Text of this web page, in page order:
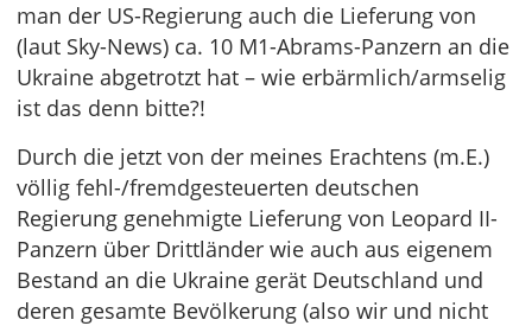
man der US-Regierung auch die Lieferung von
(laut Sky-News) ca. 10 M1-Abrams-Panzern an die
Ukraine abgetrotzt hat – wie erbärmlich/armselig
ist das denn bitte?!
Durch die jetzt von der meines Erachtens (m.E.)
völlig fehl-/fremdgesteuerten deutschen
Regierung genehmigte Lieferung von Leopard II-
Panzern über Drittländer wie auch aus eigenem
Bestand an die Ukraine gerät Deutschland und
deren gesamte Bevölkerung (also wir und nicht